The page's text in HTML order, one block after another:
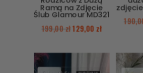
Ramą na Zdjęcie
Ślub Glamour MD321
199,00 zł129,00 zł